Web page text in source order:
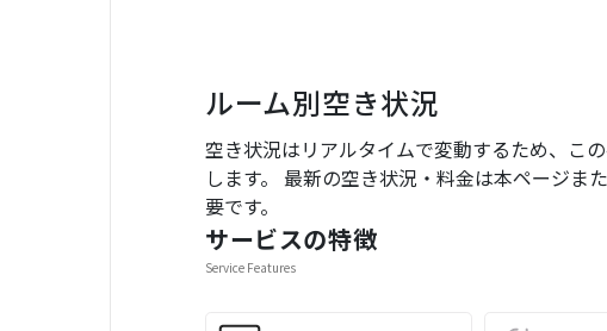
ルーム別空き状況
空き状況はリアルタイムで変動するため、こ
します。 最新の空き状況・料金は本ページ
要です。
サービスの特徴
Service Features